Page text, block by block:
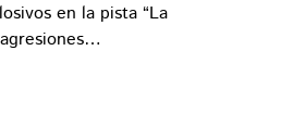
en la pista “La